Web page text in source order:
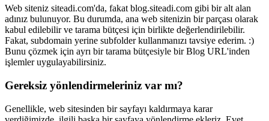
Web siteniz siteadi.com'da, fakat blog.siteadi.com gibi bir alt alan
adınız bulunuyor. Bu durumda, ana web sitenizin bir parçası olarak
kabul edilebilir ve tarama bütçesi için birlikte değerlendirilebilir.
Fakat, subdomain yerine subfolder kullanmanızı tavsiye ederim. :)
Bunu çözmek için ayrı bir tarama bütçesiyle bir Blog URL'inden
işlemler uygulayabilirsiniz.
Gereksiz yönlendirmeleriniz var mı?
Genellikle, web sitesinden bir sayfayı kaldırmaya karar